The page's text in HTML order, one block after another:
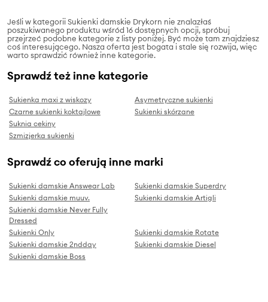
Jeśli w kategorii Sukienki damskie Drykorn nie znalazłaś
poszukiwanego produktu wśród 16 dostępnych opcji, spróbuj
przejrzeć podobne kategorie z listy poniżej. Być może tam znajdziesz
coś interesującego. Nasza oferta jest bogata i stale się rozwija, więc
warto sprawdzić również inne kategorie.
Sprawdź też inne kategorie
Sukienka maxi z wiskozy
Asymetryczne sukienki
Czarne sukienki koktajlowe
Sukienki skórzane
Suknia cekiny
Szmizjerka sukienki
Sprawdź co oferują inne marki
Sukienki damskie Answear Lab
Sukienki damskie Superdry
Sukienki damskie muuv.
Sukienki damskie Artigli
Sukienki damskie Never Fully
Dressed
Sukienki Only
Sukienki damskie Rotate
Sukienki damskie 2ndday
Sukienki damskie Diesel
Sukienki damskie Boss